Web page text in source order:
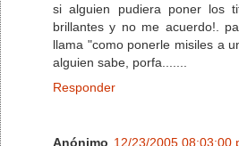
si alguien pudiera poner los
brillantes y no me acuerdo!.
llama "como ponerle misiles a
alguien sabe, porfa.......
Responder
Anónimo 12/23/2005 08:03:00